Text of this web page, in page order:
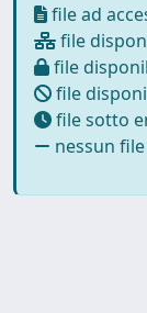
file ad
file
file
file
file sotto
nessun